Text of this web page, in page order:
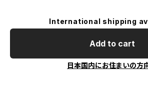
International shipping
Add to cart
日本国内にお住まいの方